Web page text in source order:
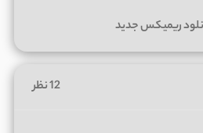
ریمیکس جدید
12 نظر